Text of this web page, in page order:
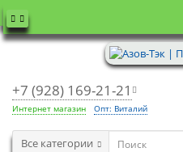
+7 (928) 169-21-21
Интернет магазин Опт: Виталий
Все категории